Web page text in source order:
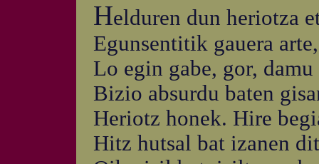
Helduren dun heriotza
Egunsentitik gauera arte,
Lo egin gabe, gor, damu
Bizio absurdu baten
Heriotz honek. Hire
Hitz hutsal bat izanen